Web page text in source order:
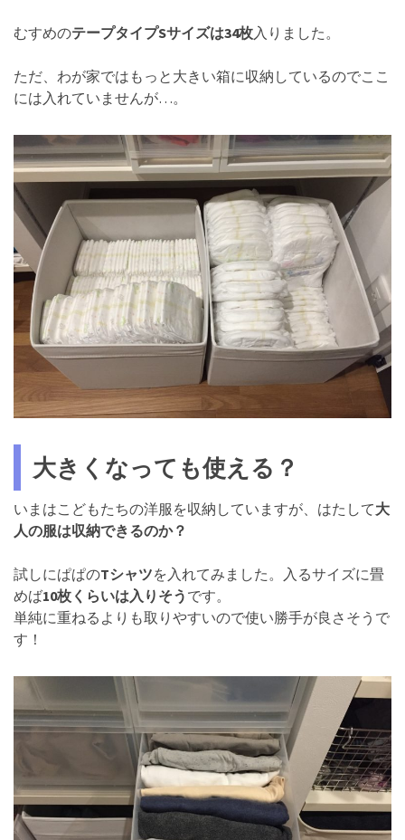
むすめのテープタイプSサイズは34枚入りました。
ただ、わが家ではもっと大きい箱に収納しているのでここ
には入れていませんが…。
大きくなっても使える？
いまはこどもたちの洋服を収納していますが、はたして大
人の服は収納できるのか？
試しにぱぱのTシャツを入れてみました。入るサイズに畳
めば10枚くらいは入りそう です。
単純に重ねるよりも取りやすいので使い勝手が良さそうで
す！